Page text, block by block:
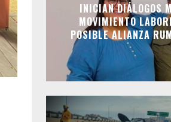
INICIAN DIÁLOGOS
MOVIMIENTO
POSIBLE ALIANZA